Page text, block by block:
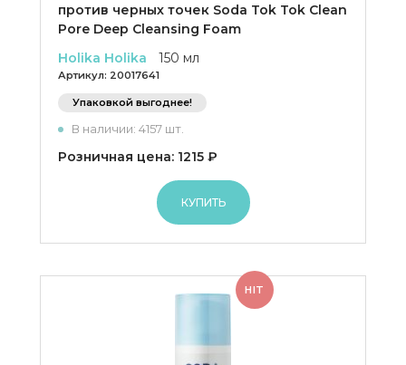
против черных точек Soda Tok Tok Clean
Pore Deep Cleansing Foam
Holika Holika
150 мл
Артикул: 20017641
Упаковкой выгоднее!
В наличии: 4157 шт.
Розничная цена: 1215 ₽
КУПИТЬ
HIT